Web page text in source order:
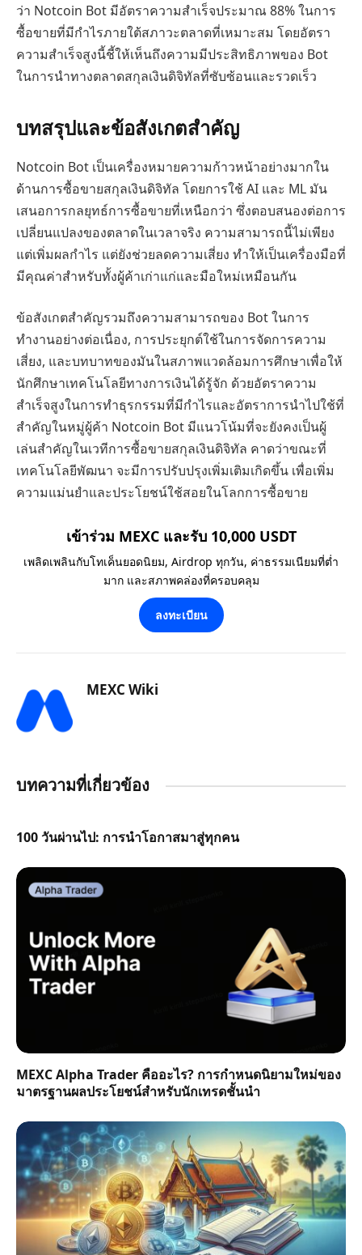
ว่า Notcoin Bot มีอัตราความสำเร็จประมาณ 88% ในการ
ซื้อขายที่มีกำไรภายใต้สภาวะตลาดที่เหมาะสม โดยอัตรา
ความสำเร็จสูงนี้ชี้ให้เห็นถึงความมีประสิทธิภาพของ Bot
ในการนำทางตลาดสกุลเงินดิจิทัลที่ซับซ้อนและรวดเร็ว
บทสรุปและข้อสังเกตสำคัญ
Notcoin Bot เป็นเครื่องหมายความก้าวหน้าอย่างมากใน
ด้านการซื้อขายสกุลเงินดิจิทัล โดยการใช้ AI และ ML มัน
เสนอการกลยุทธ์การซื้อขายที่เหนือกว่า ซึ่งตอบสนองต่อการ
เปลี่ยนแปลงของตลาดในเวลาจริง ความสามารถนี้ไม่เพียง
แต่เพิ่มผลกำไร แต่ยังช่วยลดความเสี่ยง ทำให้เป็นเครื่องมือที่
มีคุณค่าสำหรับทั้งผู้ค้าเก่าแก่และมือใหม่เหมือนกัน
ข้อสังเกตสำคัญรวมถึงความสามารถของ Bot ในการ
ทำงานอย่างต่อเนื่อง, การประยุกต์ใช้ในการจัดการความ
เสี่ยง, และบทบาทของมันในสภาพแวดล้อมการศึกษาเพื่อให้
นักศึกษาเทคโนโลยีทางการเงินได้รู้จัก ด้วยอัตราความ
สำเร็จสูงในการทำธุรกรรมที่มีกำไรและอัตราการนำไปใช้ที่
สำคัญในหมู่ผู้ค้า Notcoin Bot มีแนวโน้มที่จะยังคงเป็นผู้
เล่นสำคัญในเวทีการซื้อขายสกุลเงินดิจิทัล คาดว่าขณะที่
เทคโนโลยีพัฒนา จะมีการปรับปรุงเพิ่มเติมเกิดขึ้น เพื่อเพิ่ม
ความแม่นยำและประโยชน์ใช้สอยในโลกการซื้อขาย
เข้าร่วม MEXC และรับ 10,000 USDT
เพลิดเพลินกับโทเค็นยอดนิยม, Airdrop ทุกวัน, ค่าธรรมเนียมที่ต่ำ
มาก และสภาพคล่องที่ครอบคลุม
ลงทะเบียน
MEXC Wiki
บทความที่เกี่ยวข้อง
100 วันผ่านไป: การนำโอกาสมาสู่ทุกคน
MEXC Alpha Trader คืออะไร? การกำหนดนิยามใหม่ของ
มาตรฐานผลประโยชน์สำหรับนักเทรดชั้นนำ